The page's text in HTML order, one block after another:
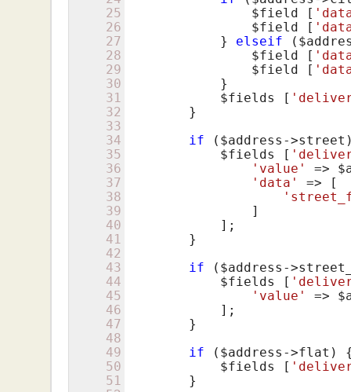
25
26
27
28
29
30
31
32
33
34
35
36
37
38
39
40
41
42
43
44
45
46
47
48
49
50
51
$field
[
$field
[
            }
elseif (
$field
[
$field
[
            }
$fields
[
        }
if ( $address -
$fields
[
'value'
=>
'data'
=> [
                ]
            ];
        }
if ( $address -
$fields
[
'value'
=>
            ];
        }
if ( $address ->flat)
$fields
[
        }